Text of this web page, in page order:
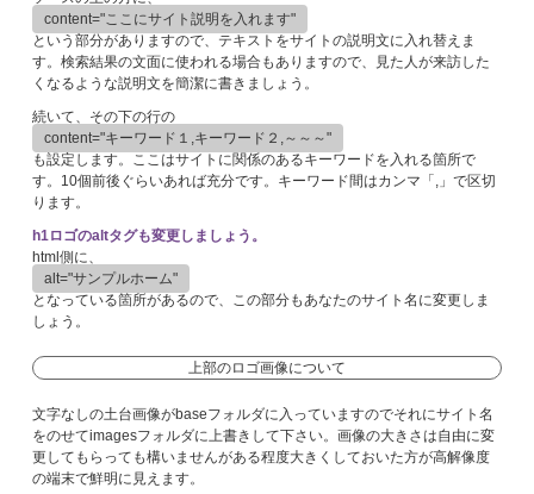
content="ここにサイト説明を入れます"
という部分がありますので、テキストをサイトの説明文に入れ替えま
す。検索結果の文面に使われる場合もありますので、見た人が来訪した
くなるような説明文を簡潔に書きましょう。
続いて、その下の行の
content="キーワード１,キーワード２,～～～"
も設定します。ここはサイトに関係のあるキーワードを入れる箇所で
す。10個前後ぐらいあれば充分です。キーワード間はカンマ「,」で区切
ります。
h1ロゴのaltタグも変更しましょう。
html側に、
alt="サンプルホーム"
となっている箇所があるので、この部分もあなたのサイト名に変更しま
しょう。
上部のロゴ画像について
文字なしの土台画像がbaseフォルダに入っていますのでそれにサイト名
をのせてimagesフォルダに上書きして下さい。画像の大きさは自由に変
更してもらっても構いませんがある程度大きくしておいた方が高解像度
の端末で鮮明に見えます。